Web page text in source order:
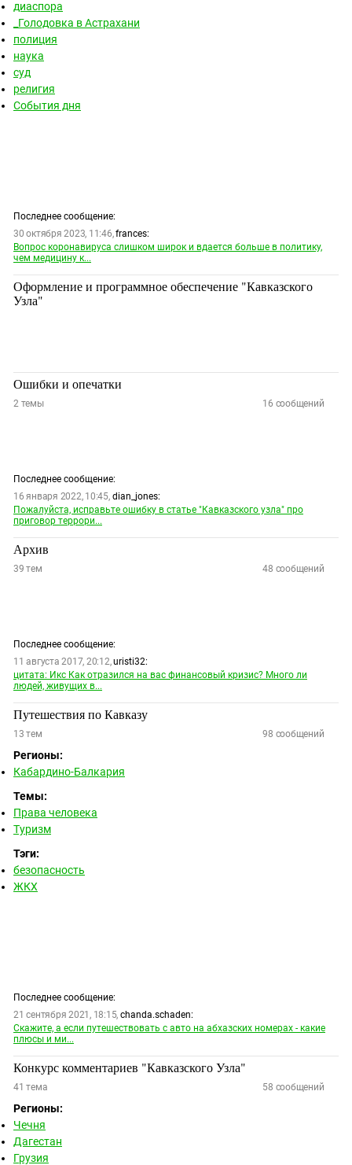
диаспора
_Голодовка в Астрахани
полиция
наука
суд
религия
События дня
Последнее сообщение:
30 октября 2023, 11:46, frances:
Вопрос коронавируса слишком широк и вдается больше в политику,
чем медицину к...
Оформление и программное обеспечение "Кавказского
Узла"
Ошибки и опечатки
2 темы 16 сообщений
Последнее сообщение:
16 января 2022, 10:45, dian_jones:
Пожалуйста, исправьте ошибку в статье "Кавказского узла" про
приговор террори...
Архив
39тем 48 сообщений
Последнее сообщение:
11 августа 2017, 20:12, uristi32:
цитата: Икс Как отразился на вас финансовый кризис? Много ли
людей, живущих в...
Путешествия по Кавказу
13тем 98 сообщений
Регионы:
Кабардино-Балкария
Темы:
Права человека
Туризм
Тэги:
безопасность
ЖКХ
Последнее сообщение:
21 сентября 2021, 18:15, chanda.schaden:
Скажите, а если путешествовать с авто на абхазских номерах - какие
плюсы и ми...
Конкурс комментариев "Кавказского Узла"
41тема 58 сообщений
Регионы:
Чечня
Дагестан
Грузия